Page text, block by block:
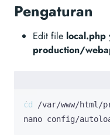
Pengaturan
Edit file local.php
production/
cd
nano config/